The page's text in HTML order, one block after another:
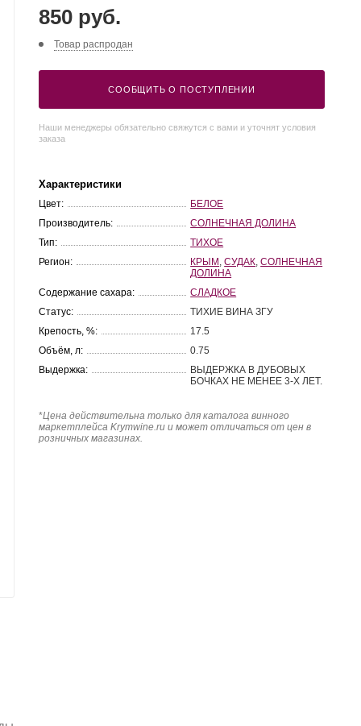
850 руб.
Товар распродан
СООБЩИТЬ О ПОСТУПЛЕНИИ
Наши менеджеры обязательно свяжутся с вами и уточнят условия
заказа
Характеристики
Цвет:
БЕЛОЕ
Производитель:
СОЛНЕЧНАЯ ДОЛИНА
Тип:
ТИХОЕ
Регион:
КРЫМ ,СУДАК ,СОЛНЕЧНАЯ
ДОЛИНА
Содержание сахара:
СЛАДКОЕ
Статус:
ТИХИЕ ВИНА ЗГУ
Крепость, %:
17.5
Объём, л:
0.75
Выдержка:
ВЫДЕРЖКА В ДУБОВЫХ
БОЧКАХ НЕ МЕНЕЕ 3-Х ЛЕТ.
*Цена действительна только для каталога винного
маркетплейса Krymwine.ru и может отличаться от цен в
розничных магазинах.